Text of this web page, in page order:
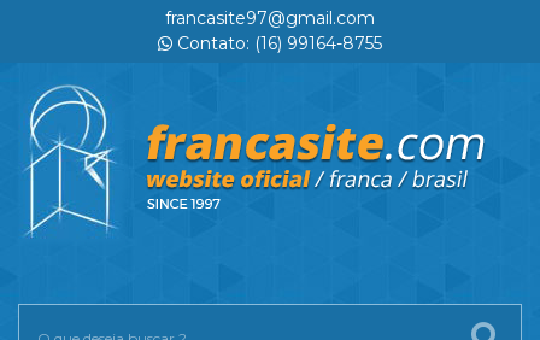
francasite97@gmail.com
Contato: (16) 99164-8755